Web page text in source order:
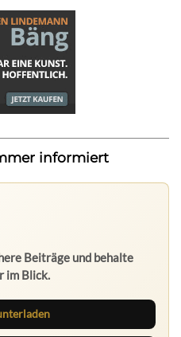
informiert
Beiträge und behalte
im Blick.